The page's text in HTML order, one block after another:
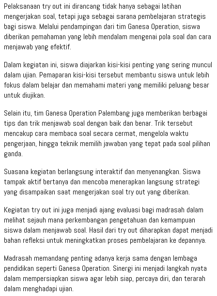
Pelaksanaan try out ini dirancang tidak hanya sebagai latihan
mengerjakan soal, tetapi juga sebagai sarana pembelajaran strategis
bagi siswa. Melalui pendampingan dari tim Ganesa Operation, siswa
diberikan pemahaman yang lebih mendalam mengenai pola soal dan cara
menjawab yang efektif.
Dalam kegiatan ini, siswa diajarkan kisi-kisi penting yang sering muncul
dalam ujian. Pemaparan kisi-kisi tersebut membantu siswa untuk lebih
fokus dalam belajar dan memahami materi yang memiliki peluang besar
untuk diujikan.
Selain itu, tim Ganesa Operation Palembang juga memberikan berbagai
tips dan trik menjawab soal dengan baik dan benar. Trik tersebut
mencakup cara membaca soal secara cermat, mengelola waktu
pengerjaan, hingga teknik memilih jawaban yang tepat pada soal pilihan
ganda.
Suasana kegiatan berlangsung interaktif dan menyenangkan. Siswa
tampak aktif bertanya dan mencoba menerapkan langsung strategi
yang disampaikan saat mengerjakan soal try out yang diberikan.
Kegiatan try out ini juga menjadi ajang evaluasi bagi madrasah dalam
melihat sejauh mana perkembangan pengetahuan dan kemampuan
siswa dalam menjawab soal. Hasil dari try out diharapkan dapat menjadi
bahan refleksi untuk meningkatkan proses pembelajaran ke depannya.
Madrasah memandang penting adanya kerja sama dengan lembaga
pendidikan seperti Ganesa Operation. Sinergi ini menjadi langkah nyata
dalam mempersiapkan siswa agar lebih siap, percaya diri, dan terarah
dalam menghadapi ujian.